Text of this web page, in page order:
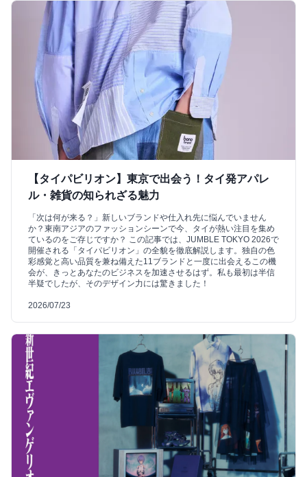
【タイパビリオン】東京で出会う！タイ発アパレ
ル・雑貨の知られざる魅力
「次は何が来る？」新しいブランドや仕入れ先に悩んでいません
か？東南アジアのファッションシーンで今、タイが熱い注目を集め
ているのをご存じですか？ この記事では、JUMBLE TOKYO 2026で
開催される「タイパビリオン」の全貌を徹底解説します。独自の色
彩感覚と高い品質を兼ね備えた11ブランドと一度に出会えるこの機
会が、きっとあなたのビジネスを加速させるはず。私も最初は半信
半疑でしたが、そのデザイン力には驚きました！
2026/07/23